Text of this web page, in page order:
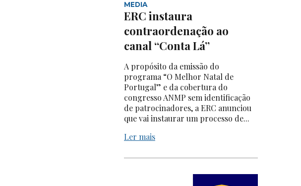
MEDIA
ERC instaura
contraordenação ao
canal “Conta Lá”
A propósito da emissão do
programa “O Melhor Natal de
Portugal” e da cobertura do
congresso ANMP sem identificação
de patrocinadores, a ERC anunciou
que vai instaurar um processo de...
Ler mais